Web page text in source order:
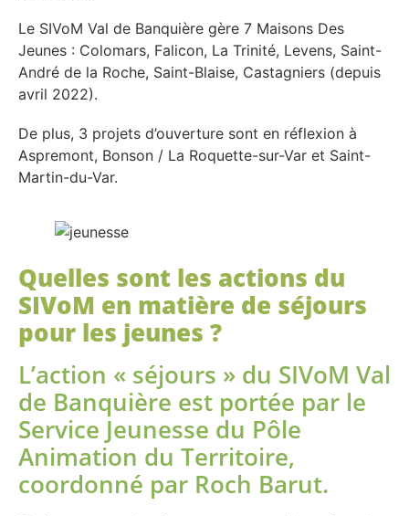
Le SIVoM Val de Banquière gère 7 Maisons Des
Jeunes : Colomars, Falicon, La Trinité, Levens, Saint-
André de la Roche, Saint-Blaise, Castagniers (depuis
avril 2022).
De plus, 3 projets d’ouverture sont en réflexion à
Aspremont, Bonson / La Roquette-sur-Var et Saint-
Martin-du-Var.
Quelles sont les actions du
SIVoM en matière de séjours
pour les jeunes ?
L’action « séjours » du SIVoM Val
de Banquière est portée par le
Service Jeunesse du Pôle
Animation du Territoire,
coordonné par Roch Barut.